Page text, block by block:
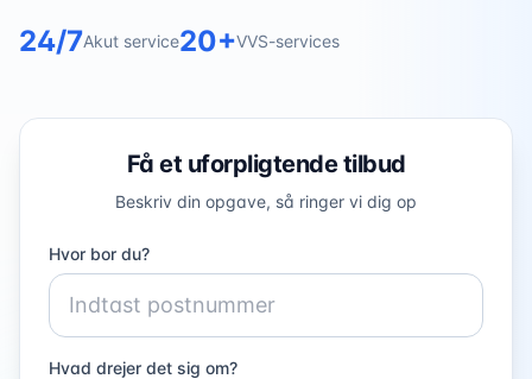
24/7Akut service20+VVS-services
Få et uforpligtende tilbud
Beskriv din opgave, så ringer vi dig op
Hvor bor du?
Hvad drejer det sig om?